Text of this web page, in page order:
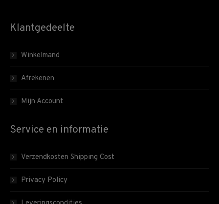
Klantgedeelte
Winkelmand
Afrekenen
Mijn Account
Service en informatie
Verzendkosten Shipping Cost
Privacy Policy